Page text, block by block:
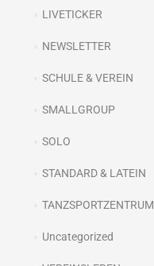
LIVETICKER
NEWSLETTER
SCHULE & VEREIN
SMALLGROUP
SOLO
STANDARD & LATEIN
TANZSPORTZENTRUM
Uncategorized